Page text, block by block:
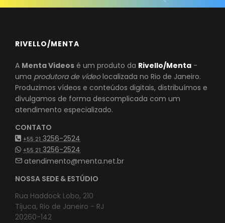
RIVELLO/MENTA
A Menta Videos é um produto da Rivello/Menta -
uma produtora de vídeolocalizada no Rio de Janeiro.
Produzimos vídeos e conteúdos digitais, distribuímos e
divulgamos de forma descomplicada com um
atendimento especializado.
CONTATO
+55 213256-2524
+55 213256-2524
atendimento@menta.net.br
NOSSA SEDE & ESTÚDIO
Rua Haddock Lobo, 210
Tijuca, Rio de Janeiro - RJ
20260-142